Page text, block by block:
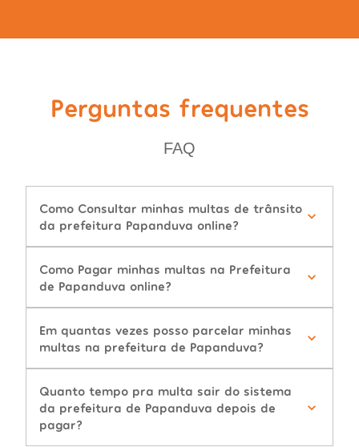
Perguntas frequentes
FAQ
Como Consultar minhas multas de trânsito
da prefeitura Papanduva online?
Como Pagar minhas multas na Prefeitura
de Papanduva online?
Em quantas vezes posso parcelar minhas
multas na prefeitura de Papanduva?
Quanto tempo pra multa sair do sistema
da prefeitura de Papanduva depois de
pagar?